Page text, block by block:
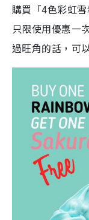
購買「4色彩虹
只限使用優惠一
過旺角的話，可